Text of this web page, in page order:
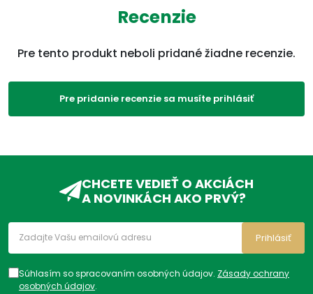
Kategórie: Maste, gély, krémy ,Bolesť a
zápal,Kĺby, svaly,Produkty
Recenzie
Pre tento produkt neboli pridané žiadne recenzie.
Pre pridanie recenzie sa musíte prihlásiť
CHCETE VEDIEŤ O AKCIÁCH
A NOVINKÁCH AKO PRVÝ?
Súhlasím so spracovaním osobných údajov. Zásady ochrany
osobných údajov.
Prihlásiť